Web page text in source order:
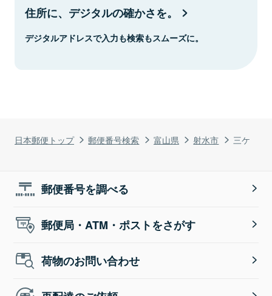
日本郵便トップ 郵便番号検索 富山県 射水市 三ケ
住所に、デジタルの確かさを。
デジタルアドレスで入力も検索もスムーズに。
郵便番号を調べる
郵便局・ATM・ポストをさがす
荷物のお問い合わせ